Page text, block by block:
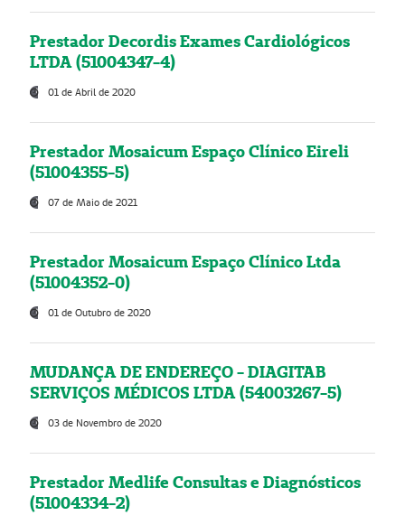
Prestador Decordis Exames Cardiológicos
LTDA (51004347-4)
01 de Abril de 2020
Prestador Mosaicum Espaço Clínico Eireli
(51004355-5)
07 de Maio de 2021
Prestador Mosaicum Espaço Clínico Ltda
(51004352-0)
01 de Outubro de 2020
MUDANÇA DE ENDEREÇO - DIAGITAB
SERVIÇOS MÉDICOS LTDA (54003267-5)
03 de Novembro de 2020
Prestador Medlife Consultas e Diagnósticos
(51004334-2)